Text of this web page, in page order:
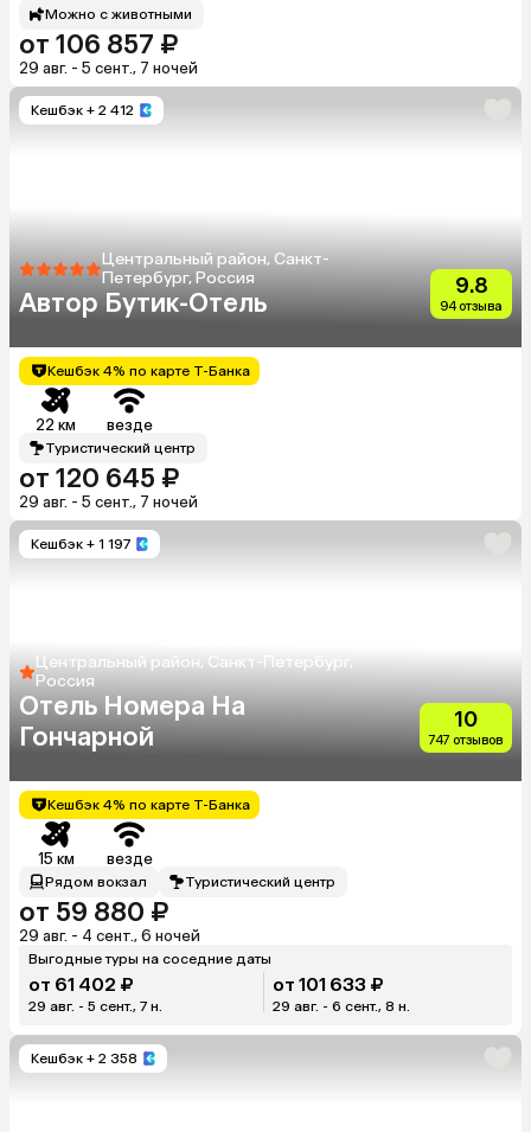
Можно с животными
от 106 857 ₽
29 авг. - 5 сент., 7 ночей
Кешбэк + 2 412
Центральный район, Санкт-
Петербург, Россия
Автор Бутик-Отель
9.8
94 отзыва
Кешбэк 4% по карте Т-Банка
22 км везде
Туристический центр
от 120 645 ₽
29 авг. - 5 сент., 7 ночей
Кешбэк + 1 197
Центральный район, Санкт-Петербург,
Россия
Отель Номера На
Гончарной
10
747 отзывов
Кешбэк 4% по карте Т-Банка
15 км везде
Рядом вокзал Туристический центр
от 59 880 ₽
29 авг. - 4 сент., 6 ночей
Выгодные туры на соседние даты
от 61 402 ₽
29 авг. - 5 сент., 7 н.
от 101 633 ₽
29 авг. - 6 сент., 8 н.
Кешбэк + 2 358